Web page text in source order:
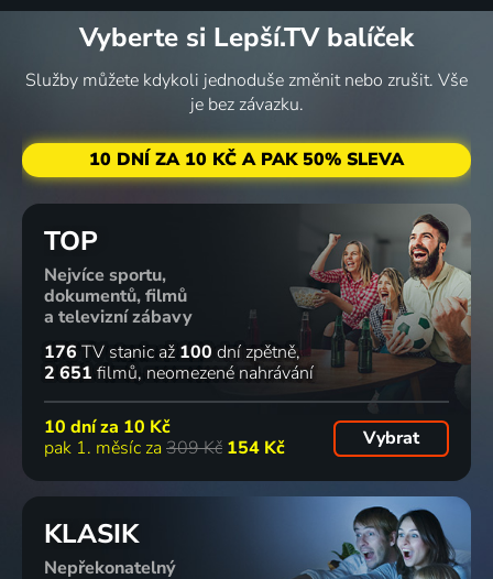
Vyberte si Lepší.TV balíček
Služby můžete kdykoli jednoduše změnit nebo zrušit. Vše
je bez závazku.
10 DNÍ ZA 10 KČ A PAK 50% SLEVA
TOP
Nejvíce sportu,
dokumentů, filmů
a televizní zábavy
176 TV stanic až 100 dní zpětně
2 651 filmů neomezené nahrávání
10 dní za 10 Kč
pak 1. měsíc za 309 Kč 154 Kč Vybrat
KLASIK
Nepřekonatelný